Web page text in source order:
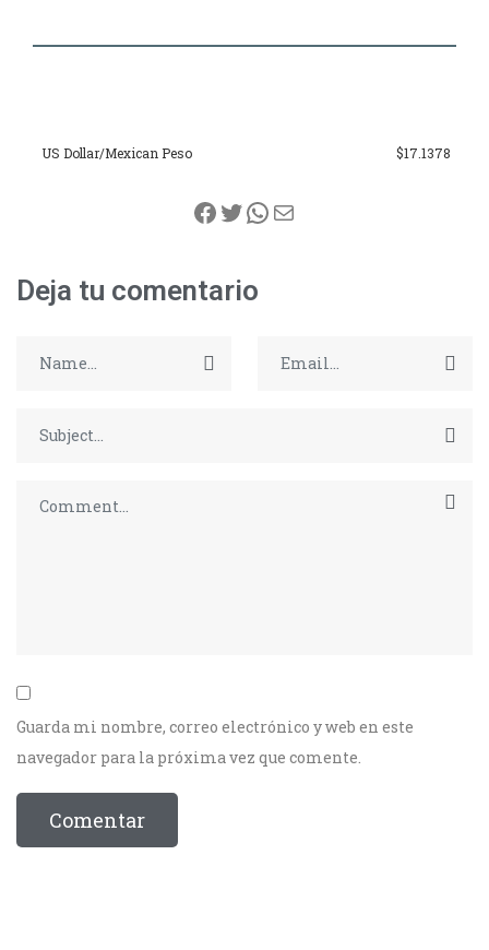
US Dollar/Mexican Peso $17.1378
Facebook
Twitter
WhatsApp
Correo electrónico
Deja tu comentario
Guarda mi nombre, correo electrónico y web en este
navegador para la próxima vez que comente.